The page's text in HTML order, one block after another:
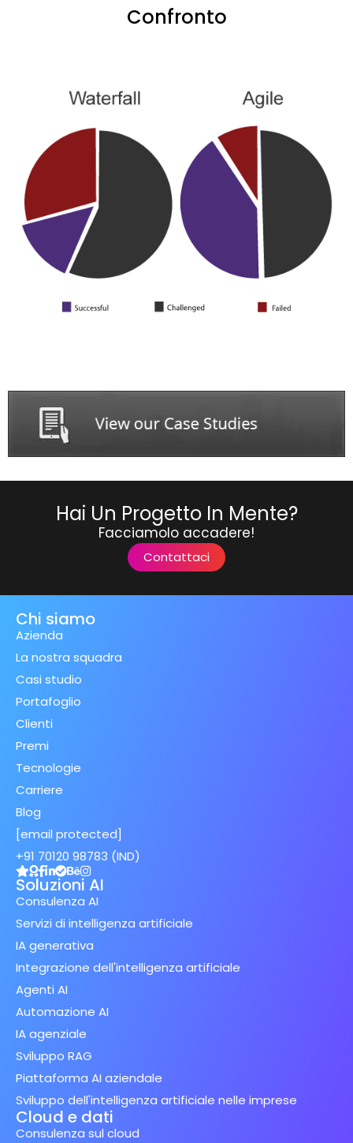
Confronto
Hai Un Progetto In Mente?
Facciamolo accadere!
Contattaci
Chi siamo
Azienda
La nostra squadra
Casi studio
Portafoglio
Clienti
Premi
Tecnologie
Carriere
Blog
[email protected]
+91 70120 98783 (IND)
Soluzioni AI
Consulenza AI
Servizi di intelligenza artificiale
IA generativa
Integrazione dell'intelligenza artificiale
Agenti AI
Automazione AI
IA agenziale
Sviluppo RAG
Piattaforma AI aziendale
Sviluppo dell'intelligenza artificiale nelle imprese
Cloud e dati
Consulenza sul cloud